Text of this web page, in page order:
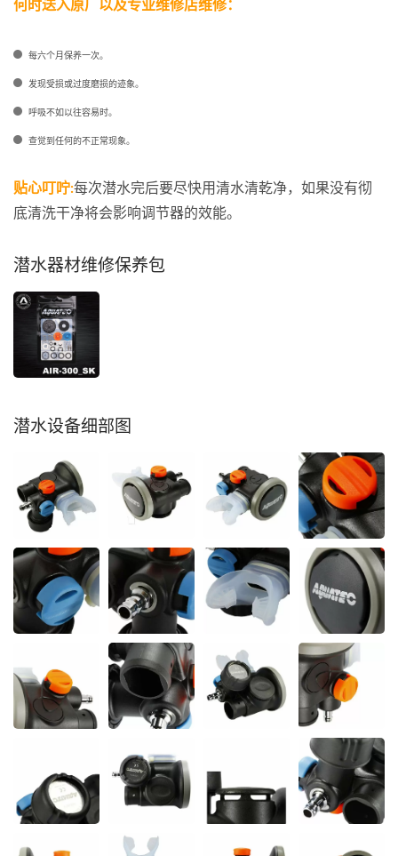
何时送入原厂以及专业维修店维修：
每六个月保养一次。
发现受损或过度磨损的迹象。
呼吸不如以往容易时。
查觉到任何的不正常现象。
贴心叮咛:每次潜水完后要尽快用清水清乾净，如果没有彻
底清洗干净将会影响调节器的效能。
潜水器材维修保养包
潜水设备细部图